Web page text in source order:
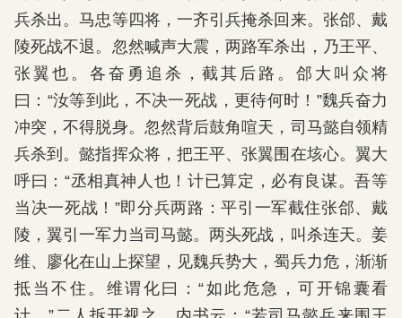
兵杀出。马忠等四将，一齐引兵掩杀回来。张郃、戴
陵死战不退。忽然喊声大震，两路军杀出，乃王平、
张翼也。各奋勇追杀，截其后路。郃大叫众将
曰：“汝等到此，不决一死战，更待何时！”魏兵奋力
冲突，不得脱身。忽然背后鼓角喧天，司马懿自领精
兵杀到。懿指挥众将，把王平、张翼围在垓心。翼大
呼曰：“丞相真神人也！计已算定，必有良谋。吾等
当决一死战！”即分兵两路：平引一军截住张郃、戴
陵，翼引一军力当司马懿。两头死战，叫杀连天。姜
维、廖化在山上探望，见魏兵势大，蜀兵力危，渐渐
抵当不住。维谓化曰：“如此危急，可开锦囊看